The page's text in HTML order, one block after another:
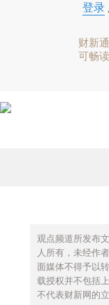
登录
财新
可畅
观点频道所发布
人所有，未经作
面媒体不得予以
载授权并不包括
不代表财新网的立